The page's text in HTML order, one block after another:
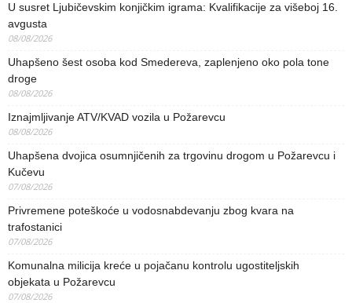
U susret Ljubičevskim konjičkim igrama: Kvalifikacije za višeboj 16.
avgusta
08/08/2026
Uhapšeno šest osoba kod Smedereva, zaplenjeno oko pola tone
droge
08/08/2026
Iznajmljivanje ATV/KVAD vozila u Požarevcu
08/08/2026
Uhapšena dvojica osumnjičenih za trgovinu drogom u Požarevcu i
Kučevu
07/08/2026
Privremene poteškoće u vodosnabdevanju zbog kvara na
trafostanici
07/08/2026
Komunalna milicija kreće u pojačanu kontrolu ugostiteljskih
objekata u Požarevcu
07/08/2026